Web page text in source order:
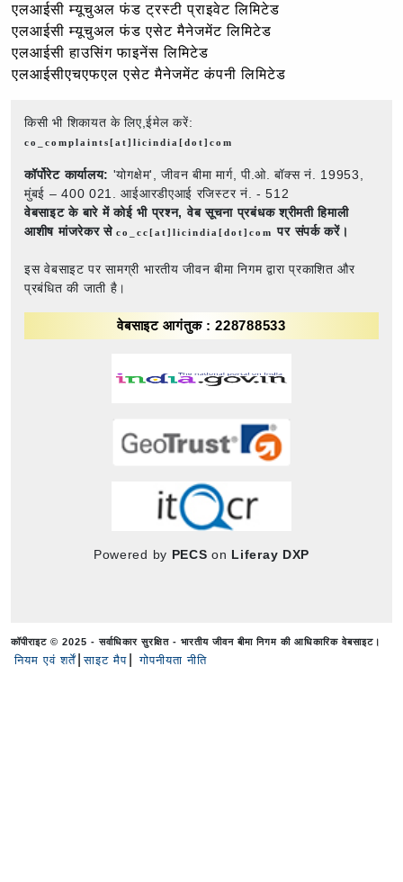
एलआईसी म्यूचुअल फंड ट्रस्टी प्राइवेट लिमिटेड
एलआईसी म्यूचुअल फंड एसेट मैनेजमेंट लिमिटेड
एलआईसी हाउसिंग फाइनेंस लिमिटेड
एलआईसीएचएफएल एसेट मैनेजमेंट कंपनी लिमिटेड
किसी भी शिकायत के लिए,ईमेल करें:
co_complaints[at]licindia[dot]com
कॉर्पोरेट कार्यालय: 'योगक्षेम', जीवन बीमा मार्ग, पी.ओ. बॉक्स नं. 19953,
मुंबई – 400 021. आईआरडीएआई रजिस्टर नं. - 512
वेबसाइट के बारे में कोई भी प्रश्न, वेब सूचना प्रबंधक श्रीमती हिमाली
आशीष मांजरेकर सेco_cc[at]licindia[dot]comपर संपर्क करें।
इस वेबसाइट पर सामग्री भारतीय जीवन बीमा निगम द्वारा प्रकाशित और
प्रबंधित की जाती है।
वेबसाइट आगंतुक : 228788533
Powered by PECS on Liferay DXP
कॉपीराइट © 2025 - सर्वाधिकार सुरक्षित - भारतीय जीवन बीमा निगम की आधिकारिक वेबसाइट।
नियम एवं शर्तें साइट मैप गोपनीयता नीति